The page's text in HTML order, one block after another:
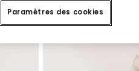
Paramètres des cookies